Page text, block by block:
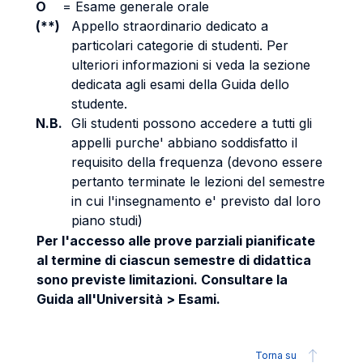
O = Esame generale orale
(**)
Appello straordinario dedicato a
particolari categorie di studenti. Per
ulteriori informazioni si veda la sezione
dedicata agli esami della Guida dello
studente.
N.B. Gli studenti possono accedere a tutti gli
appelli purche' abbiano soddisfatto il
requisito della frequenza (devono essere
pertanto terminate le lezioni del semestre
in cui l'insegnamento e' previsto dal loro
piano studi)
Per l'accesso alle prove parziali pianificate
al termine di ciascun semestre di didattica
sono previste limitazioni. Consultare la
Guida all'Università > Esami.
Torna su